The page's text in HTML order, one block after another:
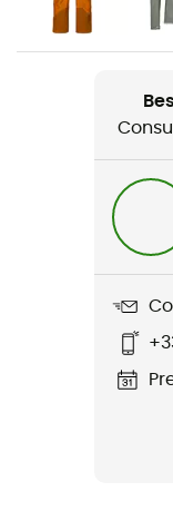
Poids
Nom du produit
3L Guardian Shell
Construction du
Imperméabilité